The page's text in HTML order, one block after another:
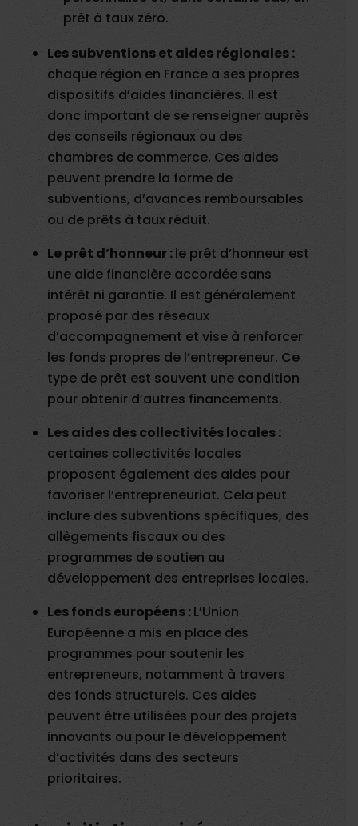
prêt à taux zéro.
Les subventions et aides régionales :
chaque région en France a ses propres
dispositifs d’aides financières. Il est
donc important de se renseigner auprès
des conseils régionaux ou des
chambres de commerce. Ces aides
peuvent prendre la forme de
subventions, d’avances remboursables
ou de prêts à taux réduit.
Le prêt d’honneur :le prêt d’honneur est
une aide financière accordée sans
intérêt ni garantie. Il est généralement
proposé par des réseaux
d’accompagnement et vise à renforcer
les fonds propres de l’entrepreneur. Ce
type de prêt est souvent une condition
pour obtenir d’autres financements.
Les aides des collectivités locales :
certaines collectivités locales
proposent également des aides pour
favoriser l’entrepreneuriat. Cela peut
inclure des subventions spécifiques, des
allègements fiscaux ou des
programmes de soutien au
développement des entreprises locales.
Les fonds européens :L’Union
Européenne a mis en place des
programmes pour soutenir les
entrepreneurs, notamment à travers
des fonds structurels. Ces aides
peuvent être utilisées pour des projets
innovants ou pour le développement
d’activités dans des secteurs
prioritaires.